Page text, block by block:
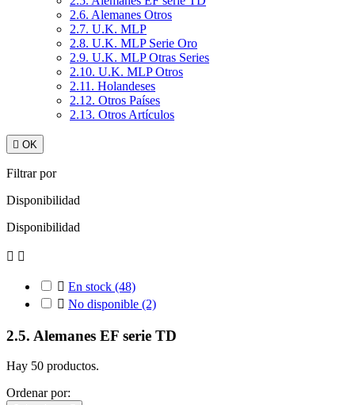
2.6. Alemanes Otros
2.7. U.K. MLP
2.8. U.K. MLP Serie Oro
2.9. U.K. MLP Otras Series
2.10. U.K. MLP Otros
2.11. Holandeses
2.12. Otros Países
2.13. Otros Artículos
 OK
Filtrar por
Disponibilidad
Disponibilidad
 
 En stock (48)
 No disponible (2)
2.5. Alemanes EF serie TD
Hay 50 productos.
Ordenar por: